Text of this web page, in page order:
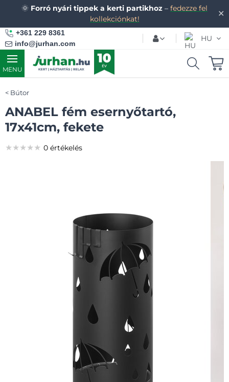
✕
🌞 Forró nyári tippek a kerti partikhoz – fedezze fel
kollekciónkat!
+361 229 8361
info@jurhan.com
HU
MENU
Bútor
ANABEL fém esernyőtartó,
17x41cm, fekete
★★★★★
★★★★★
★★★★★ 0 értékelés